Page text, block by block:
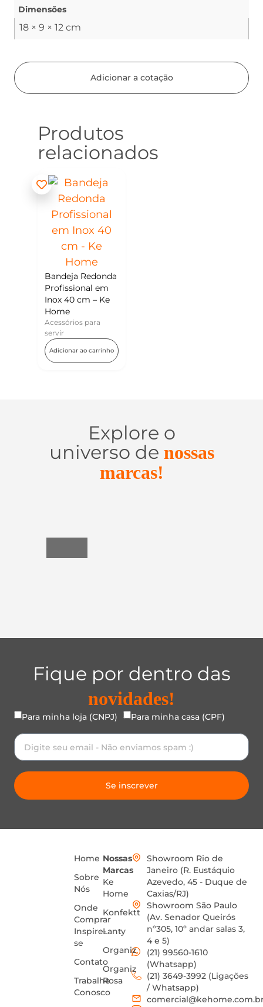
Dimensões
18 × 9 × 12 cm
Adicionar a cotação
Produtos
relacionados
Bandeja Redonda
Profissional em
Inox 40 cm – Ke
Home
Acessórios para
servir
Adicionar ao carrinho
Explore o
universo de nossas
marcas!
Fique por dentro das
novidades!
Para minha loja (CNPJ) Para minha casa (CPF)
Se inscrever
Home
Sobre
Nós
Onde
Comprar
Inspire-
se
Contato
Trabalhe
Conosco
Nossas
Marcas
Ke
Home
Konfektt
Lanty
Organiz
Organiz
Rosa
Showroom Rio de
Janeiro (R. Eustáquio
Azevedo, 45 - Duque de
Caxias/RJ)
Showroom São Paulo
(Av. Senador Queirós
nº305, 10º andar salas 3,
4 e 5)
(21) 99560-1610
(Whatsapp)
(21) 3649-3992 (Ligações
/ Whatsapp)